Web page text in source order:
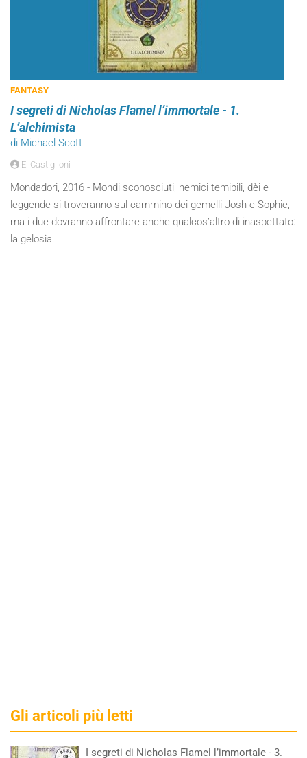
FANTASY
I segreti di Nicholas Flamel l’immortale - 1.
L’alchimista
di Michael Scott
E. Castiglioni
Mondadori, 2016 - Mondi sconosciuti, nemici temibili, dèi e
leggende si troveranno sul cammino dei gemelli Josh e Sophie,
ma i due dovranno affrontare anche qualcos’altro di inaspettato:
la gelosia.
Gli articoli più letti
I segreti di Nicholas Flamel l’immortale - 3.